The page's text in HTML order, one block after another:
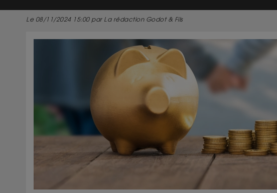
Le 08/11/2024 15:00 par La rédaction Godot & Fils